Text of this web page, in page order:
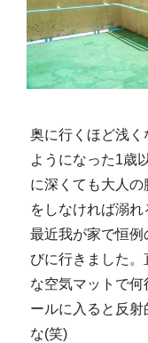
奥に行くほど浅く
ようになった1歳
に深くても大人
をしなければ溺れ
最近我が家で恒
びに行きました
な空気マットで
ールに入ると反
な(笑)